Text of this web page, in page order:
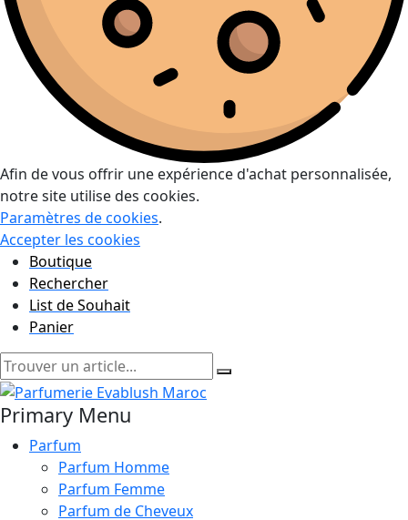
Afin de vous offrir une expérience d'achat personnalisée,
notre site utilise des cookies.
Paramètres de cookies.
Accepter les cookies
Boutique
Rechercher
List de Souhait
Panier
Primary Menu
Parfum
Parfum Homme
Parfum Femme
Parfum de Cheveux